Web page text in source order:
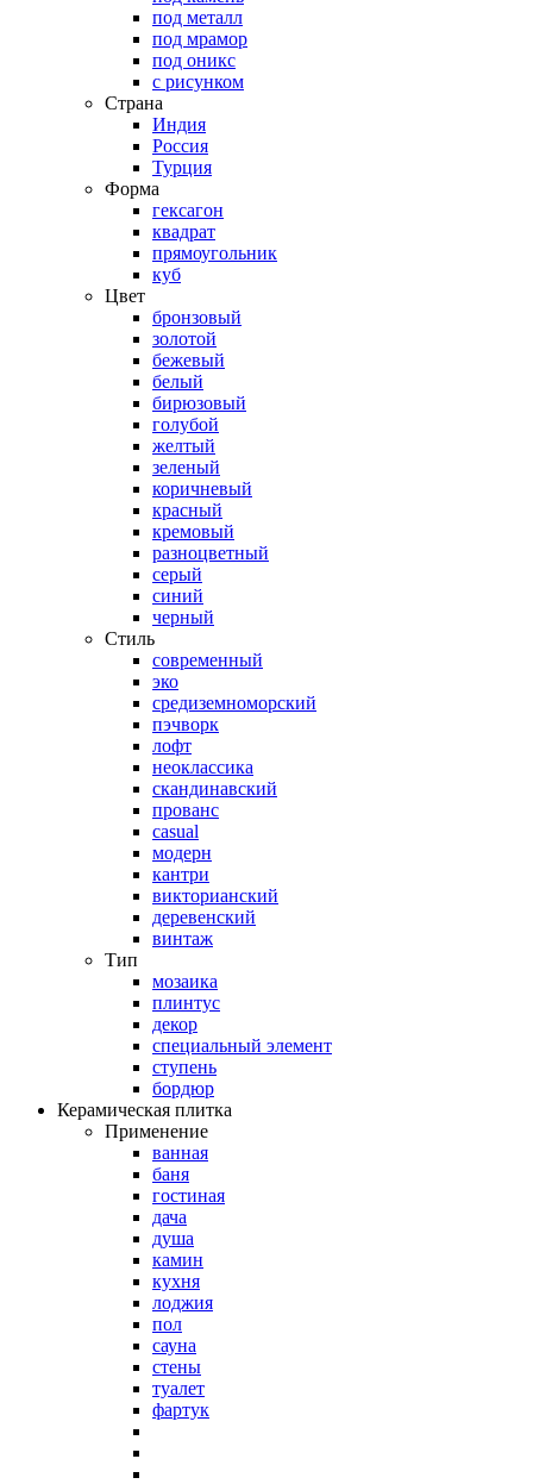
под металл
под мрамор
под оникс
с рисунком
Страна
Индия
Россия
Турция
Форма
гексагон
квадрат
прямоугольник
куб
Цвет
бронзовый
золотой
бежевый
белый
бирюзовый
голубой
желтый
зеленый
коричневый
красный
кремовый
разноцветный
серый
синий
черный
Стиль
современный
эко
средиземноморский
пэчворк
лофт
неоклассика
скандинавский
прованс
casual
модерн
кантри
викторианский
деревенский
винтаж
Тип
мозаика
плинтус
декор
специальный элемент
ступень
бордюр
Керамическая плитка
Применение
ванная
баня
гостиная
дача
душа
камин
кухня
лоджия
пол
сауна
стены
туалет
фартук